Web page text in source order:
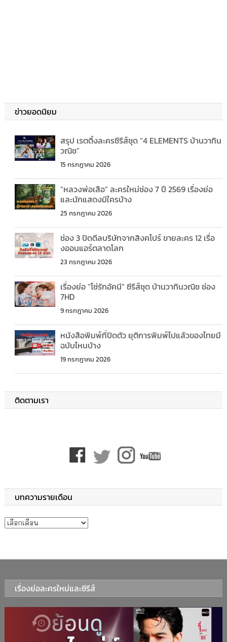
ข่าวยอดนิยม
สรุป เรตติ้งละครซีรีส์ชุด “4 ELEMENTS บ้านวาทิน
วณิช”
15 กรกฎาคม 2026
“หลวงพ่อเสือ” ละครใหม่ช่อง 7 ปี 2569 เรื่องย่อ
และนักแสดงมีใครบ้าง
25 กรกฎาคม 2026
ช่อง 3 ปิดดีลบริษัทจากสิงคโปร์ ขายละคร 12 เรื่อ
งออนแอร์ตลาดโลก
23 กรกฎาคม 2026
เรื่องย่อ “โซ่รักอัคนี” ซีรีส์ชุด บ้านวาทินวณิช ช่อง
7HD
9 กรกฎาคม 2026
หนังสือพิมพ์ที่ปิดตัว ยุติการพิมพ์ไปแล้วของไทยมี
ฉบับไหนบ้าง
19 กรกฎาคม 2026
ติดตามเรา
บทความรายเดือน
บทความรายเดือน
เรื่องย่อละครใหม่และซีรีส์